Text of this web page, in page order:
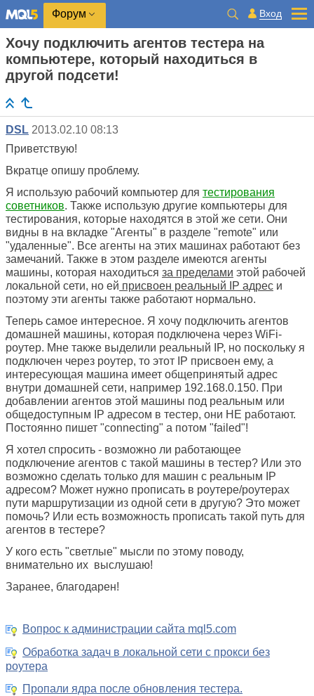
Форум Вход
Хочу подключить агентов тестера на
компьютере, который находиться в
другой подсети!
DSL 2013.02.10 08:13
Приветствую!
Вкратце опишу проблему.
Я использую рабочий компьютер для тестирования
советников. Также использую другие компьютеры для
тестирования, которые находятся в этой же сети. Они
видны в на вкладке "Агенты" в разделе "remote" или
"удаленные". Все агенты на этих машинах работают без
замечаний. Также в этом разделе имеются агенты
машины, которая находиться за пределами этой рабочей
локальной сети, но ей присвоен реальный IP адрес и
поэтому эти агенты также работают нормально.
Теперь самое интересное. Я хочу подключить агентов
домашней машины, которая подключена через WiFi-
роутер. Мне также выделили реальный IP, но поскольку я
подключен через роутер, то этот IP присвоен ему, а
интересующая машина имеет общепринятый адрес
внутри домашней сети, например 192.168.0.150. При
добавлении агентов этой машины под реальным или
общедоступным IP адресом в тестер, они НЕ работают.
Постоянно пишет "connecting" а потом "failed"!
Я хотел спросить - возможно ли работающее
подключение агентов с такой машины в тестер? Или это
возможно сделать только для машин с реальным IP
адресом? Может нужно прописать в роутере/роутерах
пути маршрутизации из одной сети в другую? Это может
помочь? Или есть возможность прописать такой путь для
агентов в тестере?
У кого есть "светлые" мысли по этому поводу,
внимательно их выслушаю!
Заранее, благодарен!
Вопрос к администрации сайта mql5.com
Обработка задач в локальной сети с прокси без
роутера
Пропали ядра после обновления тестера.